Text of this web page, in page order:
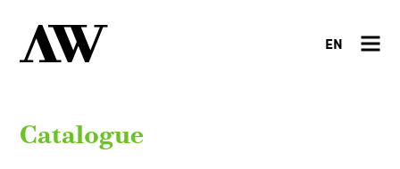
EN
Catalogue